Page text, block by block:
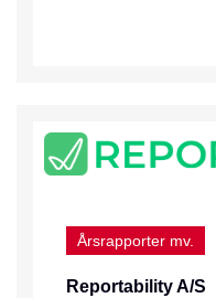
Årsrapporter mv.
Reportability A/S